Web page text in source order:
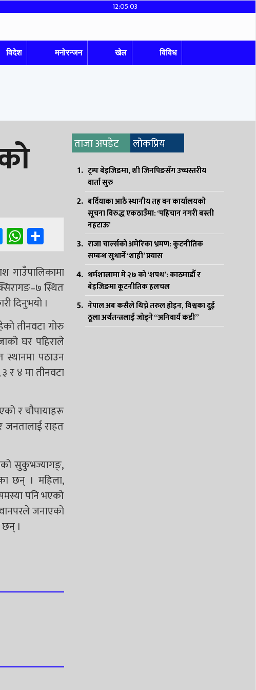
12:05:04
विदेश मनोरन्जन खेल विविध
Messenger
WhatsApp
Share
गाउँपालिकामा
स्थित
दिनुभयो ।
तीनवटा गोरु
घर पहिराले
स्थानमा पठाउन
र ४ मा तीनवटा
र चौपायाहरू
जनतालाई राहत
सुकुभज्यागङ्,
छन् । महिला,
पनि भएको
जनाएको
।
ताजा अपडेट लोकप्रिय
ट्रम्प बेइजिङमा, शी जिनपिङसँग उच्चस्तरीय
वार्ता सुरु
बर्दियाका आठै स्थानीय तह वन कार्यालयको
सूचना विरुद्ध एकठाउँमा: ‘पहिचान नगरी बस्ती
नहटाऊ’
राजा चार्ल्सको अमेरिका भ्रमण: कुटनीतिक
सम्बन्ध सुधार्ने ‘शाही’ प्रयास
धर्मशालामा मे २७ को ‘शपथ’: काठमाडौँ र
बेइजिङमा कूटनीतिक हलचल
नेपाल अब कसैले थिच्ने तरुल होइन, विश्वका दुई
ठूला अर्थतन्त्रलाई जोड्ने “अनिवार्य कडी”